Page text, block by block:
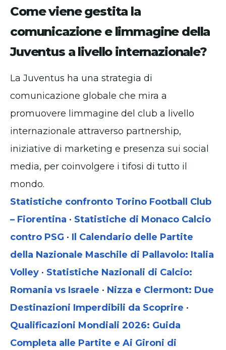
Come viene gestita la
comunicazione e limmagine della
Juventus a livello internazionale?
La Juventus ha una strategia di
comunicazione globale che mira a
promuovere limmagine del club a livello
internazionale attraverso partnership,
iniziative di marketing e presenza sui social
media, per coinvolgere i tifosi di tutto il
mondo.
Statistiche confronto Torino Football Club
– Fiorentina • Statistiche di Monaco Calcio
contro PSG • Il Calendario delle Partite
della Nazionale Maschile di Pallavolo: Italia
Volley • Statistiche Nazionali di Calcio:
Romania vs Israele • Nizza e Clermont: Due
Destinazioni Imperdibili da Scoprire •
Qualificazioni Mondiali 2026: Guida
Completa alle Partite e Ai Gironi di